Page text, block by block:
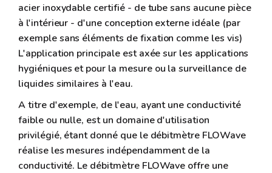
acier inoxydable certifié - de tube sans aucune pièce
à l'intérieur - d'une conception externe idéale (par
exemple sans éléments de fixation comme les vis)
L'application principale est axée sur les applications
hygiéniques et pour la mesure ou la surveillance de
liquides similaires à l'eau.
A titre d'exemple, de l'eau, ayant une conductivité
faible ou nulle, est un domaine d'utilisation
privilégié, étant donné que le débitmètre FLOWave
réalise les mesures indépendamment de la
conductivité. Le débitmètre FLOWave offre une